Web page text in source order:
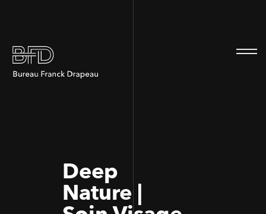
Deep
Nature |